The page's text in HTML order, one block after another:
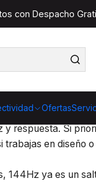
Ofertas
con Despacho
(1440p) y 4K y
respuesta. Si
en diseño
144Hz ya es un